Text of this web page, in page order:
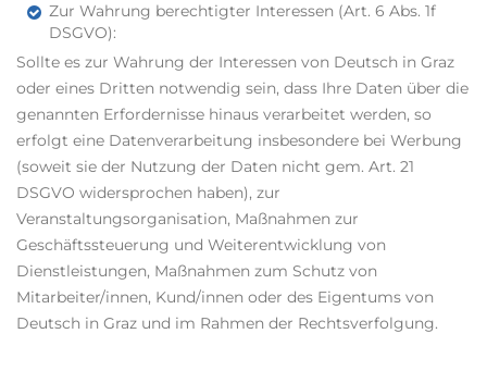
Zur Wahrung berechtigter Interessen (Art. 6 Abs. 1f
DSGVO):
Sollte es zur Wahrung der Interessen von Deutsch in Graz
oder eines Dritten notwendig sein, dass Ihre Daten über die
genannten Erfordernisse hinaus verarbeitet werden, so
erfolgt eine Datenverarbeitung insbesondere bei Werbung
(soweit sie der Nutzung der Daten nicht gem. Art. 21
DSGVO widersprochen haben), zur
Veranstaltungsorganisation, Maßnahmen zur
Geschäftssteuerung und Weiterentwicklung von
Dienstleistungen, Maßnahmen zum Schutz von
Mitarbeiter/innen, Kund/innen oder des Eigentums von
Deutsch in Graz und im Rahmen der Rechtsverfolgung.